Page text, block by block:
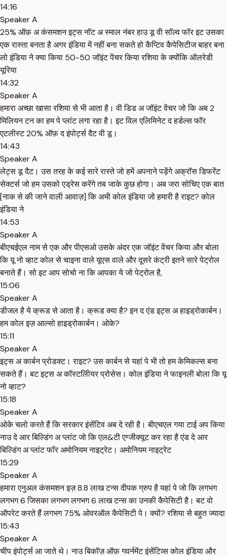
14:16
Speaker A
25% ऑफ़ अ कंसमशन इट्स नॉट अ स्माल नंबर हाउ डू वी सॉल्व फॉर इट उसका
एक रास्ता बनता है अगर इंडिया में नहीं बना सकते हो कैप्टिव कैपेसिटीज बाहर बना
लो इंडिया ने क्या किया 50-50 जॉइंट पेंचर किया रशिया के क्योंकि ऑलरेडी
यूरिया
14:32
Speaker A
हमारा अच्छा खासा रशिया से भी आता है। वी डिड अ जॉइंट वेंचर जो कि अब 2
मिलियन टन का हम पे प्लांट लगा रहा है। इट विल एलिमिनेट द हर्डल्स फॉर
एटलीस्ट 20% ऑफ़ द इंपोर्ट्स दैट वी डू।
14:43
Speaker A
लेट्स डू दैट। उस तरह के कई सारे रास्ते जो हमें अपनाने पड़ेंगे अक्रॉस डिफरेंट
सेक्टर्स जो हम उसको एड्रेस करेंगे तब जाके कुछ होगा। अब जरा सोचिए एक बात
[नाक से की जाने वाली आवाज़] कि अभी कोल इंडिया जो हमारी है राइट? कोल
इंडिया ने
14:53
Speaker A
बीएचईएल नाम से एक और पीएसओ उसके अंदर एक जॉइंट वेंचर किया और बोला
कि यू नो व्हाट कोल से चाइना वाले यूएस वाले और दूसरे कंट्री इतने सारे पेट्रोल
बनाते हैं। सो इट आप सोचो ना कि आपका ये जो पेट्रोल है,
15:06
Speaker A
डीजल है ये क्रूड से आता है। क्रूड क्या है? इन द एंड इट्स अ हाइड्रोकार्बन।
हम कोल इज़ आल्सो हाइड्रोकार्बन। ओके?
15:11
Speaker A
इट्स अ कार्बन प्रोडक्ट। राइट? उस कार्बन से यहां पे भी तो हम केमिकल्स बना
सकते हैं। बट इट्स अ कॉस्टलीियर प्रोसेस। कोल इंडिया ने फाइनली बोला कि यू
नो व्हाट?
15:18
Speaker A
ओके चलो करते हैं कि सरकार इंसेंटिव अब दे रही है। बीएचएल गया टाई अप किया
नाउ दे आर बिल्डिंग अ प्लांट जो कि एल&टी एग्जीक्यूट कर रहा है एंड दे आर
बिल्डिंग अ प्लांट फॉर अमोनियम नाइट्रेट। अमोनियम नाइट्रेट
15:29
Speaker A
हमारा एनुअल कंसमशन इज़ 8.8 लाख टन्स दीपक ग्रुप है यहां पे जो कि लगभग
लगभग 6 जिसका लगभग लगभग 6 लाख टन्स का उनकी कैपेसिटी है। बट वो
ऑपरेट करते हैं लगभग 75% ओवरऑल कैपेसिटी पे। क्यों? रशिया से बहुत ज्यादा
15:43
Speaker A
चीप इंपोर्ट्स आ जाते थे। नाउ बिकॉज़ ऑफ़ गवर्नमेंट इंसेंटिव्स कोल इंडिया और